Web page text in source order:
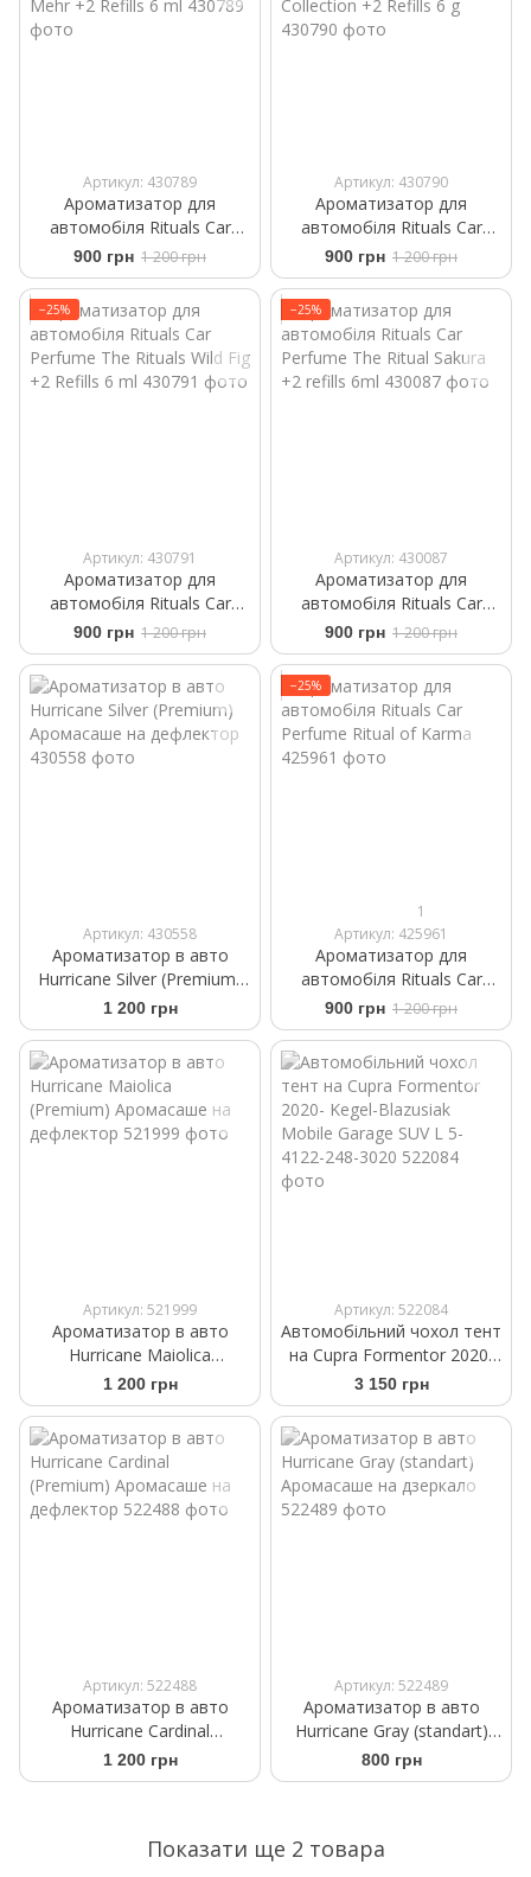
Артикул: 430789
Ароматизатор для
автомобіля Rituals ​Car
Perfume The Rituals of
Mehr +2 Refills 6 ml
900 грн 1 200 грн
Артикул: 430790
Ароматизатор для
автомобіля Rituals ​Car
Perfume ​White Basil Private
Collection +2 Refills 6 g
900 грн 1 200 грн
−25%
Артикул: 430791
Ароматизатор для
автомобіля Rituals ​Car
Perfume The Rituals Wild Fig
+2 Refills 6 ml
900 грн 1 200 грн
−25%
Артикул: 430087
Ароматизатор для
автомобіля Rituals ​Car
Perfume The Ritual Sakura
+2 refills 6ml
900 грн 1 200 грн
Артикул: 430558
Ароматизатор в авто
Hurricane Silver (Premium)
Аромасаше на дефлектор
1 200 грн
−25%
1
Артикул: 425961
Ароматизатор для
автомобіля Rituals Car
Perfume Ritual of Karma
900 грн 1 200 грн
Артикул: 521999
Ароматизатор в авто
Hurricane Maiolica
(Premium) Аромасаше на
дефлектор
1 200 грн
Артикул: 522084
Автомобільний чохол тент
на Cupra Formentor 2020-
Kegel-Blazusiak Mobile
Garage SUV L 5-4122-248-
3 150 грн
Артикул: 522488
Ароматизатор в авто
Hurricane Cardinal
(Premium) Аромасаше на
дефлектор
1 200 грн
Артикул: 522489
Ароматизатор в авто
Hurricane Gray (standart)
Аромасаше на дзеркало
800 грн
Показати ще 2 товара